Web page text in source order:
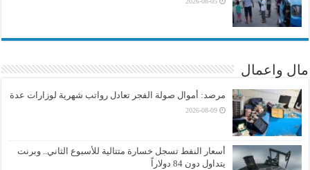
مال واعمال
مرصد: أموال صولة الفجر تعادل رواتب شهرية لوزارات عدة
2026-08-09
أسعار النفط تسجل خسارة متتالية للأسبوع الثاني.. وبرنت
يتداول دون 84 دولاراً